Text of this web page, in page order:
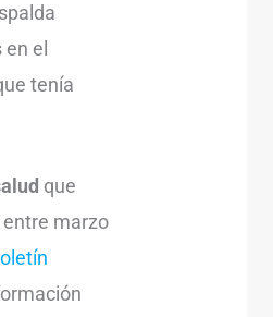
el
tenía
que
entre marzo